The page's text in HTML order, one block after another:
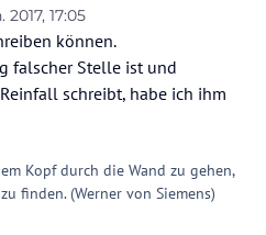
2017, 17:05
Kourion
können.
falscher Stelle ist und
schreibt, habe ich ihm
Kopf durch die Wand zu gehen,
finden. (Werner von Siemens)